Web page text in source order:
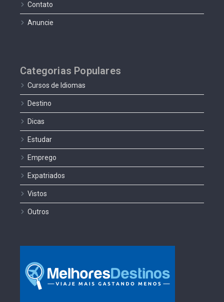
Contato
Anuncie
Categorias Populares
Cursos de Idiomas
Destino
Dicas
Estudar
Emprego
Expatriados
Vistos
Outros